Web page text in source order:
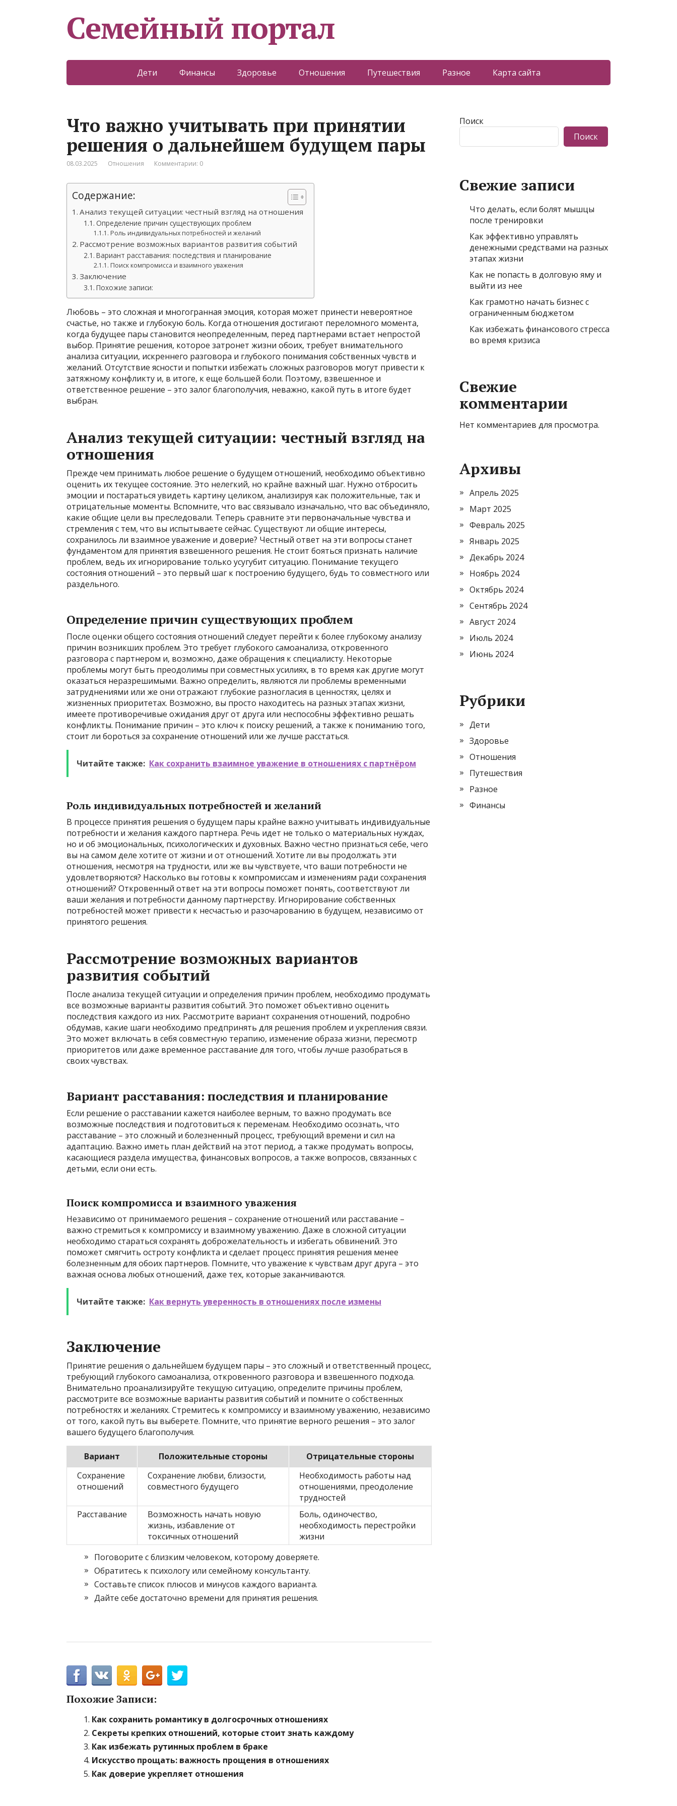
Семейный портал
Дети Финансы Здоровье Отношения Путешествия Разное Карта сайта
Что важно учитывать при принятии
решения о дальнейшем будущем пары
08.03.2025 Отношения Комментарии: 0
Содержание:
Анализ текущей ситуации: честный взгляд на отношения
Определение причин существующих проблем
Роль индивидуальных потребностей и желаний
Рассмотрение возможных вариантов развития событий
Вариант расставания: последствия и планирование
Поиск компромисса и взаимного уважения
Заключение
Похожие записи:
Любовь – это сложная и многогранная эмоция, которая может принести невероятное
счастье, но также и глубокую боль. Когда отношения достигают переломного момента,
когда будущее пары становится неопределенным, перед партнерами встает непростой
выбор. Принятие решения, которое затронет жизни обоих, требует внимательного
анализа ситуации, искреннего разговора и глубокого понимания собственных чувств и
желаний. Отсутствие ясности и попытки избежать сложных разговоров могут привести к
затяжному конфликту и, в итоге, к еще большей боли. Поэтому, взвешенное и
ответственное решение – это залог благополучия, неважно, какой путь в итоге будет
выбран.
Анализ текущей ситуации: честный взгляд на
отношения
Прежде чем принимать любое решение о будущем отношений, необходимо объективно
оценить их текущее состояние. Это нелегкий, но крайне важный шаг. Нужно отбросить
эмоции и постараться увидеть картину целиком, анализируя как положительные, так и
отрицательные моменты. Вспомните, что вас связывало изначально, что вас объединяло,
какие общие цели вы преследовали. Теперь сравните эти первоначальные чувства и
стремления с тем, что вы испытываете сейчас. Существуют ли общие интересы,
сохранилось ли взаимное уважение и доверие? Честный ответ на эти вопросы станет
фундаментом для принятия взвешенного решения. Не стоит бояться признать наличие
проблем, ведь их игнорирование только усугубит ситуацию. Понимание текущего
состояния отношений – это первый шаг к построению будущего, будь то совместного или
раздельного.
Определение причин существующих проблем
После оценки общего состояния отношений следует перейти к более глубокому анализу
причин возникших проблем. Это требует глубокого самоанализа, откровенного
разговора с партнером и, возможно, даже обращения к специалисту. Некоторые
проблемы могут быть преодолимы при совместных усилиях, в то время как другие могут
оказаться неразрешимыми. Важно определить, являются ли проблемы временными
затруднениями или же они отражают глубокие разногласия в ценностях, целях и
жизненных приоритетах. Возможно, вы просто находитесь на разных этапах жизни,
имеете противоречивые ожидания друг от друга или неспособны эффективно решать
конфликты. Понимание причин – это ключ к поиску решений, а также к пониманию того,
стоит ли бороться за сохранение отношений или же лучше расстаться.
Читайте также: Как сохранить взаимное уважение в отношениях с партнёром
Роль индивидуальных потребностей и желаний
В процессе принятия решения о будущем пары крайне важно учитывать индивидуальные
потребности и желания каждого партнера. Речь идет не только о материальных нуждах,
но и об эмоциональных, психологических и духовных. Важно честно признаться себе, чего
вы на самом деле хотите от жизни и от отношений. Хотите ли вы продолжать эти
отношения, несмотря на трудности, или же вы чувствуете, что ваши потребности не
удовлетворяются? Насколько вы готовы к компромиссам и изменениям ради сохранения
отношений? Откровенный ответ на эти вопросы поможет понять, соответствуют ли
ваши желания и потребности данному партнерству. Игнорирование собственных
потребностей может привести к несчастью и разочарованию в будущем, независимо от
принятого решения.
Рассмотрение возможных вариантов
развития событий
После анализа текущей ситуации и определения причин проблем, необходимо продумать
все возможные варианты развития событий. Это поможет объективно оценить
последствия каждого из них. Рассмотрите вариант сохранения отношений, подробно
обдумав, какие шаги необходимо предпринять для решения проблем и укрепления связи.
Это может включать в себя совместную терапию, изменение образа жизни, пересмотр
приоритетов или даже временное расставание для того, чтобы лучше разобраться в
своих чувствах.
Вариант расставания: последствия и планирование
Если решение о расставании кажется наиболее верным, то важно продумать все
возможные последствия и подготовиться к переменам. Необходимо осознать, что
расставание – это сложный и болезненный процесс, требующий времени и сил на
адаптацию. Важно иметь план действий на этот период, а также продумать вопросы,
касающиеся раздела имущества, финансовых вопросов, а также вопросов, связанных с
детьми, если они есть.
Поиск компромисса и взаимного уважения
Независимо от принимаемого решения – сохранение отношений или расставание –
важно стремиться к компромиссу и взаимному уважению. Даже в сложной ситуации
необходимо стараться сохранять доброжелательность и избегать обвинений. Это
поможет смягчить остроту конфликта и сделает процесс принятия решения менее
болезненным для обоих партнеров. Помните, что уважение к чувствам друг друга – это
важная основа любых отношений, даже тех, которые заканчиваются.
Читайте также: Как вернуть уверенность в отношениях после измены
Заключение
Принятие решения о дальнейшем будущем пары – это сложный и ответственный процесс,
требующий глубокого самоанализа, откровенного разговора и взвешенного подхода.
Внимательно проанализируйте текущую ситуацию, определите причины проблем,
рассмотрите все возможные варианты развития событий и помните о собственных
потребностях и желаниях. Стремитесь к компромиссу и взаимному уважению, независимо
от того, какой путь вы выберете. Помните, что принятие верного решения – это залог
вашего будущего благополучия.
Вариант Положительные стороны
Отрицательные стороны
Сохранение
отношений
Сохранение любви, близости,
совместного будущего
Необходимость работы над
отношениями, преодоление
трудностей
Расставание
Возможность начать новую
жизнь, избавление от
токсичных отношений
Боль, одиночество,
необходимость перестройки
жизни
Поговорите с близким человеком, которому доверяете.
Обратитесь к психологу или семейному консультанту.
Составьте список плюсов и минусов каждого варианта.
Дайте себе достаточно времени для принятия решения.
Похожие Записи:
Как сохранить романтику в долгосрочных отношениях
Секреты крепких отношений, которые стоит знать каждому
Как избежать рутинных проблем в браке
Искусство прощать: важность прощения в отношениях
Как доверие укрепляет отношения
Поиск
Поиск
Свежие записи
Что делать, если болят мышцы
после тренировки
Как эффективно управлять
денежными средствами на разных
этапах жизни
Как не попасть в долговую яму и
выйти из нее
Как грамотно начать бизнес с
ограниченным бюджетом
Как избежать финансового стресса
во время кризиса
Свежие
комментарии
Нет комментариев для просмотра.
Архивы
Апрель 2025
Март 2025
Февраль 2025
Январь 2025
Декабрь 2024
Ноябрь 2024
Октябрь 2024
Сентябрь 2024
Август 2024
Июль 2024
Июнь 2024
Рубрики
Дети
Здоровье
Отношения
Путешествия
Разное
Финансы